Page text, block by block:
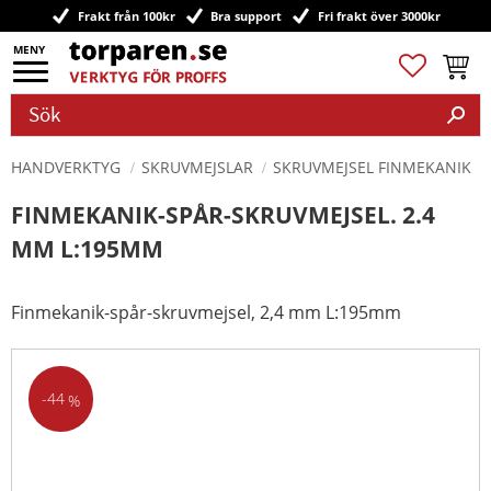
Meny
Frakt från 100kr Bra support Fri frakt över 3000kr
Favoriter
HANDVERKTYG SKRUVMEJSLAR SKRUVMEJSEL FINMEKANIK
FINMEKANIK-SPÅR-SKRUVMEJSEL. 2.4
MM L:195MM
Finmekanik-spår-skruvmejsel, 2,4 mm L:195mm
44%